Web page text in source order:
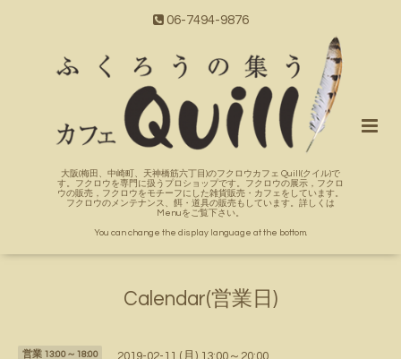
06-7494-9876
大阪(梅田、中崎町、天神橋筋六丁目)のフクロウカフェ Quill(クイル)で
す。フクロウを専門に扱うプロショップです。フクロウの展示，フクロ
ウの販売，フクロウをモチーフにした雑貨販売・カフェをしています。
フクロウのメンテナンス、餌・道具の販売もしています。詳しくは
Menuをご覧下さい。
You can change the display language at the bottom.
Calendar(営業日)
営業 13:00～18:00 2019-02-11 (月) 13:00～20:00